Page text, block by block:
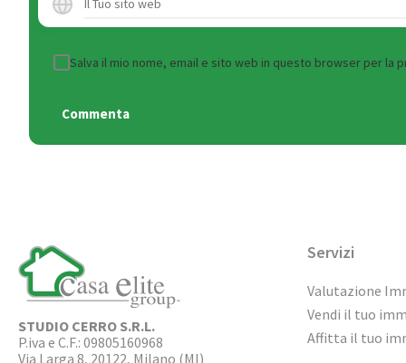
Salva il mio nome, email e sito web in questo browser per la
STUDIO CERRO S.R.L.
P.iva e C.F.: 09805160968
Via Larga 8, 20122, Milano (MI)
Servizi
Valutazione
Vendi il tuo
Affitta il tuo